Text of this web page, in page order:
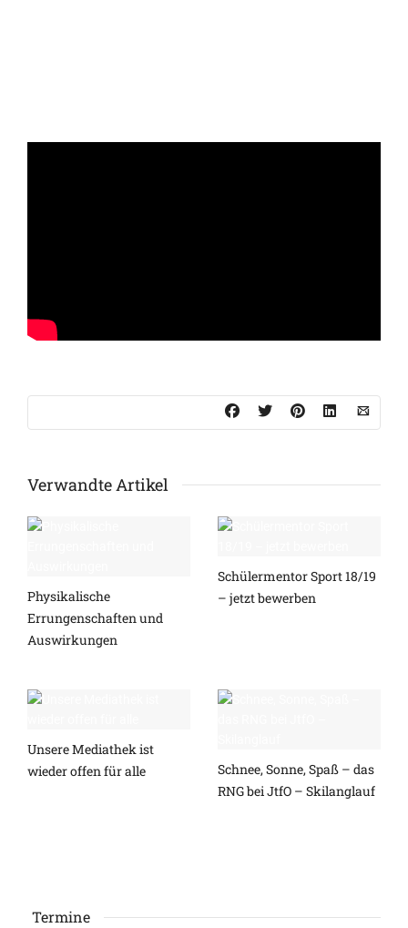
Verwandte Artikel
Physikalische
Errungenschaften und
Auswirkungen
Schülermentor Sport 18/19
– jetzt bewerben
Unsere Mediathek ist
wieder offen für alle
Schnee, Sonne, Spaß – das
RNG bei JtfO – Skilanglauf
Termine